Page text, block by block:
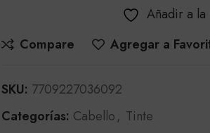
Añadir a la
Compare
Agregar a
SKU: 7709227036092
Categorías: Cabello, Tinte